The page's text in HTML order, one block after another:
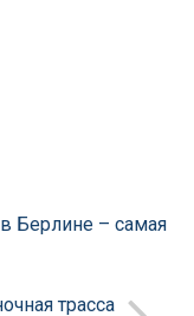
Берлине – самая
трасса